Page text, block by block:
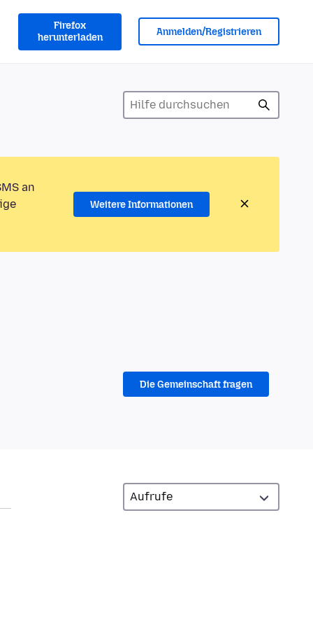
Firefox
herunterladen
Anmelden/Registrieren
an
Weitere Informationen
Die Gemeinschaft fragen